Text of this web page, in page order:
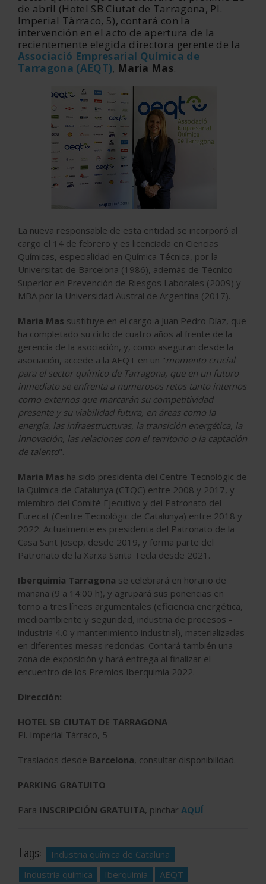
de abril (Hotel SB Ciutat de Tarragona, Pl.
Imperial Tàrraco, 5), contará con la
intervención en el acto de apertura de la
recientemente elegida directora gerente de la
Associació Empresarial Química de
Tarragona (AEQT), Maria Mas.
La nueva responsable de esta entidad se incorporó al
cargo el 14 de febrero y es licenciada en Ciencias
Químicas, especialidad en Química Técnica, por la
Universitat de Barcelona (1986), además de Técnico
Superior en Prevención de Riesgos Laborales (2009) y
MBA por la Universidad Austral de Argentina (2017).
Maria Mas sustituye en el cargo a Juan Pedro Díaz, que
ha completado su ciclo de cuatro años al frente de la
gerencia de la asociación, y, como aseguran desde la
asociación, accede a la AEQT en un "momento crucial
para el sector químico de Tarragona, que en un futuro
inmediato se enfrenta a numerosos retos tanto internos
como externos que marcarán su competitividad
presente y su viabilidad futura, en áreas como la
energía, las infraestructuras, la transición energética, la
innovación, las relaciones con el territorio o la captación
de talento".
Maria Mas ha sido presidenta del Centre Tecnològic de
la Química de Catalunya (CTQC) entre 2008 y 2017, y
miembro del Comité Ejecutivo y del Patronato del
Eurecat (Centre Tecnològic de Catalunya) entre 2018 y
2022. Actualmente es presidenta del Patronato de la
Casa Sant Josep, desde 2019, y forma parte del
Patronato de la Xarxa Santa Tecla desde 2021.
Iberquimia Tarragona se celebrará en horario de
mañana (9 a 14:00 h), y agrupará sus ponencias en
torno a tres líneas argumentales (eficiencia energética,
medioambiente y seguridad, industria de procesos -
industria 4.0 y mantenimiento industrial), materializadas
en diferentes mesas redondas. Contará también una
zona de exposición y hará entrega al finalizar el
encuentro de los Premios Iberquimia 2022.
Dirección:
HOTEL SB CIUTAT DE TARRAGONA
Pl. Imperial Tàrraco, 5
Traslados desde Barcelona, consultar disponibilidad.
PARKING GRATUITO
Para INSCRIPCIÓN GRATUITA, pinchar AQUÍ
Tags:
Industria química de Cataluña
Industria química
Iberquimia AEQT